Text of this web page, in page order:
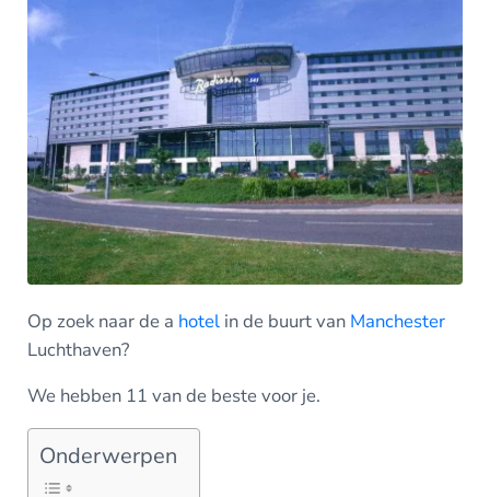
Op zoek naar de a hotelin de buurt van Manchester
Luchthaven?
We hebben 11 van de beste voor je.
Onderwerpen